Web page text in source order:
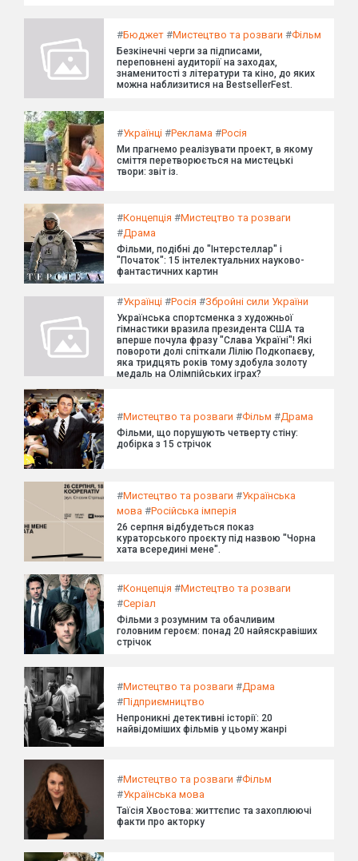
#Бюджет #Мистецтво та розваги #Фільм
Безкінечні черги за підписами,
переповнені аудиторії на заходах,
знаменитості з літератури та кіно, до яких
можна наблизитися на BestsellerFest.
#Українці #Реклама #Росія
Ми прагнемо реалізувати проект, в якому
сміття перетворюється на мистецькі
твори: звіт із.
#Концепція #Мистецтво та розваги
#Драма
Фільми, подібні до "Інтерстеллар" і
"Початок": 15 інтелектуальних науково-
фантастичних картин
#Українці #Росія #Збройні сили України
Українська спортсменка з художньої
гімнастики вразила президента США та
вперше почула фразу "Слава Україні"! Які
повороти долі спіткали Лілію Подкопаєву,
яка тридцять років тому здобула золоту
медаль на Олімпійських іграх?
#Мистецтво та розваги #Фільм #Драма
Фільми, що порушують четверту стіну:
добірка з 15 стрічок
#Мистецтво та розваги #Українська
мова #Російська імперія
26 серпня відбудеться показ
кураторського проєкту під назвою "Чорна
хата всередині мене".
#Концепція #Мистецтво та розваги
#Серіал
Фільми з розумним та обачливим
головним героєм: понад 20 найяскравіших
стрічок
#Мистецтво та розваги #Драма
#Підприємництво
Непроникні детективні історії: 20
найвідоміших фільмів у цьому жанрі
#Мистецтво та розваги #Фільм
#Українська мова
Таїсія Хвостова: життєпис та захоплюючі
факти про акторку